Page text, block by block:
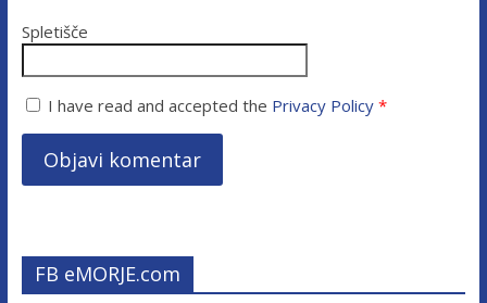
Spletišče
I have read and accepted the Privacy Policy*
FB eMORJE.com